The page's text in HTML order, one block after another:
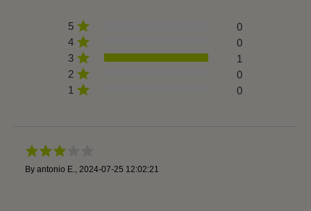
5
0
4
0
3
1
2
0
1
0
By antonio E., 2024-07-25 12:02:21